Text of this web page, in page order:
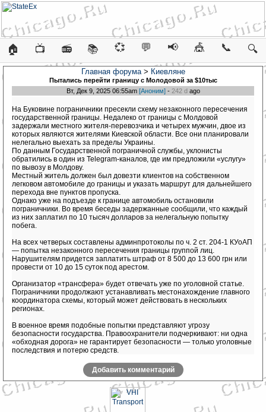
🏠 📺 📻 📚 💞 💬 📢 🎪 📞 🔍
Главная форума> Киевляне
Пытались перейти границу с Молодовой за $10тыс
Вт, Дек 9, 2025 06:55am [Аноним]- 242 dago
На Буковине пограничники пресекли схему незаконного пересечения
государственной границы. Недалеко от границы с Молдовой
задержали местного жителя-перевозчика и четырех мужчин, двое из
которых являются жителями Киевской области. Все они планировали
нелегально выехать за пределы Украины.
По данным Государственной пограничной службы, уклонисты
обратились в один из Telegram-каналов, где им предложили «услугу»
по вывозу в Молдову.
Местный житель должен был довезти клиентов на собственном
легковом автомобиле до границы и указать маршрут для дальнейшего
перехода вне пунктов пропуска.
Однако уже на подъезде к границе автомобиль остановили
пограничники. Во время беседы задержанные сообщили, что каждый
из них заплатил по 10 тысяч долларов за нелегальную попытку
побега.
На всех четверых составлены админпротоколы по ч. 2 ст. 204-1 КУоАП
— попытка незаконного пересечения границы группой лиц.
Нарушителям придется заплатить штраф от 8 500 до 13 600 грн или
провести от 10 до 15 суток под арестом.
Организатор «трансфера» будет отвечать уже по уголовной статье.
Пограничники продолжают устанавливать местонахождение главного
координатора схемы, который может действовать в нескольких
регионах.
В военное время подобные попытки представляют угрозу
безопасности государства. Правоохранители подчеркивают: ни одна
«обходная дорога» не гарантирует безопасности — только уголовные
последствия и потерю средств.
Добавить комментарий